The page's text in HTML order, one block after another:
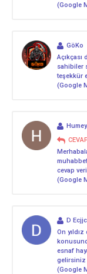
(Google
GöKo
sahibiler
teşekkür
(Google
cevap
(Google
D Ecjjc
On
esnaf
gelirsiniz
(Google